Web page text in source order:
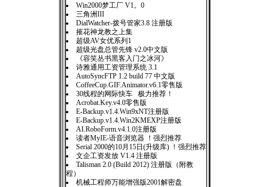
Win2000梦工厂 V1。0
三角洲III
DialWatcher-拨号管家3.8 注册版
摧花神龙教之上集
超级AV女优系列1
超级光盘总管先锋 v2.0中文版
《容笑丛书黑客入门之冰河》
诗雅通用工资管理系统 3.1
AutoSyncFTP 1.2 build 77 中文版
CoffeeCup.GIF.Animator.v6.1零售版
30线程的网际快车 极力推荐！
Acrobat.Key.v4.0零售版
E-Backup.v1.4.Win9xNT注册版
E-Backup.v1.4.Win2KMEXP注册版
AI.RoboForm.v4.1.0注册版
读者MyIE-语音浏览器 ！强烈推荐
Serial 2000的10月15日(升级库) ！强烈推荐
文企工资发放 V1.4 注册版
Talisman 2.0 (Build 2012) 注册版（附教
程）
机械工程师万能增强版2001解密盘